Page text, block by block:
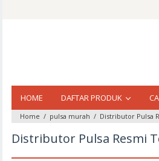
HOME DAFTAR PRODUK
Home / pulsa murah / Distributor Pulsa
Distributor Pulsa Resmi